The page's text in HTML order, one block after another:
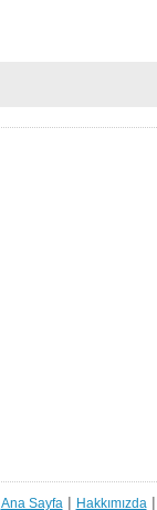
Ana Sayfa | Hakkımızda |